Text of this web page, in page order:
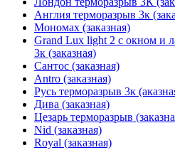
Англия терморазрыв 3к
Мономах (заказная)
Grand Lux light 2 с окном и
3к (заказная)
Сантос (заказная)
Antro (заказная)
Русь терморазрыв 3к
Дива (заказная)
Цезарь терморазрыв
Nid (заказная)
Royal (заказная)